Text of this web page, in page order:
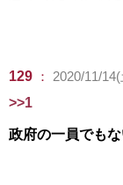
129 ：
2020/11/
>>1
政府の一員でも